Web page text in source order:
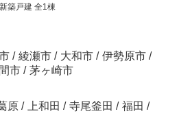
築戸建 全1棟
/ 綾瀬市 / 大和市 / 伊勢原市 /
市 / 茅ヶ崎市
原 / 上和田 / 寺尾釜田 / 福田 /